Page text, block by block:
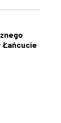
Łańcucie